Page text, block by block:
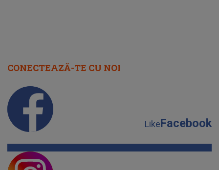
CONECTEAZĂ-TE CU NOI
LikeFacebook